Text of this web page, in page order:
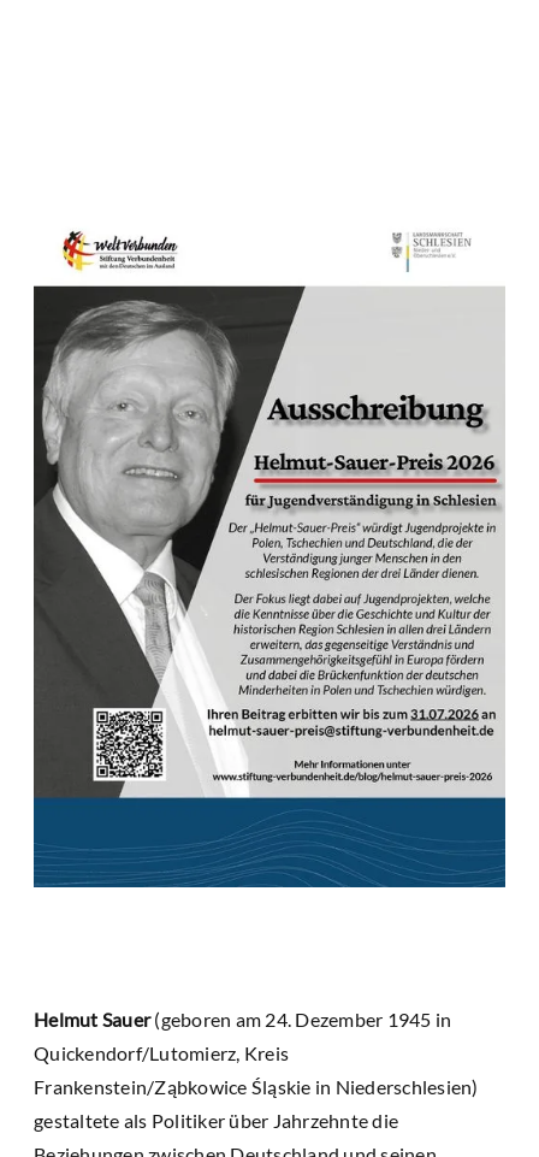
Helmut Sauer(geboren am 24. Dezember 1945 in
Quickendorf/Lutomierz, Kreis
Frankenstein/Ząbkowice Śląskie in Niederschlesien)
gestaltete als Politiker über Jahrzehnte die